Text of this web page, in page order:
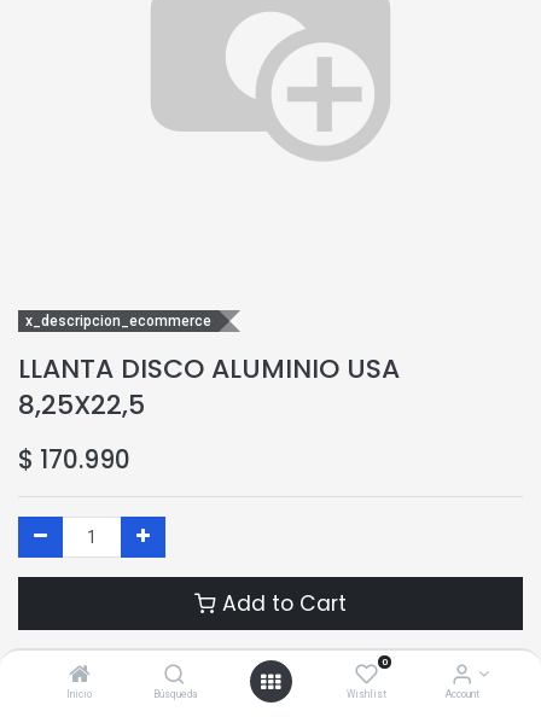
Inicio Búsqueda
0
Wishlist Account
x_descripcion_ecommerce
LLANTA DISCO ALUMINIO USA
8,25X22,5
$ 170.990
Add to Cart
Add to Wishlist